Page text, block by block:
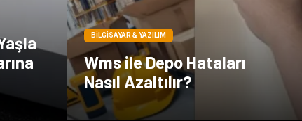
BILGISAYAR & YAZILIM
Wms ile Depo Hataları
Nasıl Azaltılır?